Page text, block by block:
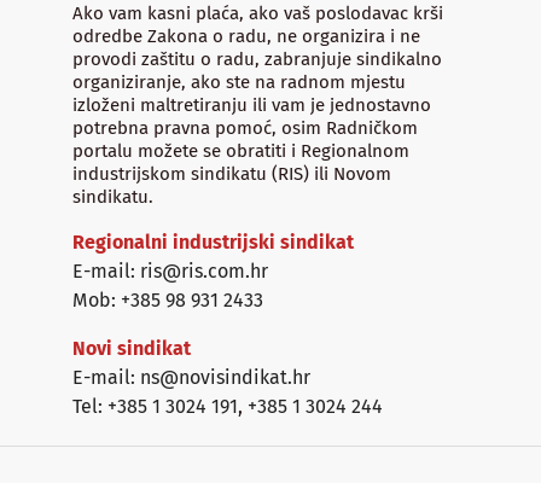
Ako vam kasni plaća, ako vaš poslodavac krši
odredbe Zakona o radu, ne organizira i ne
provodi zaštitu o radu, zabranjuje sindikalno
organiziranje, ako ste na radnom mjestu
izloženi maltretiranju ili vam je jednostavno
potrebna pravna pomoć, osim Radničkom
portalu možete se obratiti i Regionalnom
industrijskom sindikatu (RIS) ili Novom
sindikatu.
Regionalni industrijski sindikat
E-mail: ris@ris.com.hr
Mob: +385 98 931 2433
Novi sindikat
E-mail: ns@novisindikat.hr
Tel: +385 1 3024 191, +385 1 3024 244